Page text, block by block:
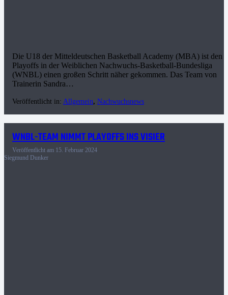
Die U18 der Mitteldeutschen Basketball Academy (MBA) ist den
Playoffs in der Weiblichen Nachwuchs-Basketball-Bundesliga
(WNBL) einen großen Schritt näher gekommen. Das Team von
Trainerin Sandra…
Veröffentlicht in: Allgemein, Nachwuchsnews
WNBL-TEAM NIMMT PLAYOFFS INS VISIER
Veröffentlicht am 15. Februar 2024
Siegmund Dunker